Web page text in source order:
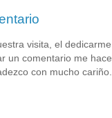
visita, el dedicarme
un comentario me hace
con mucho cariño.